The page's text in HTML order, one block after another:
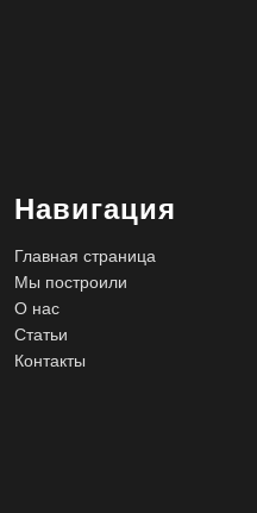
Навигация
Главная страница
Мы построили
О нас
Статьи
Контакты